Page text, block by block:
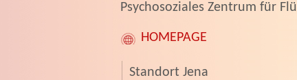
Psychosoziales Zentrum für
HOMEPAGE
Standort Jena